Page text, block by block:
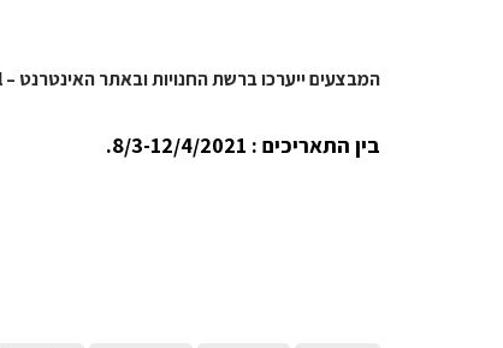
המבצעים ייערכו ברשת החנויות ובאתר האינטרנט – https://soltam.co.il/
בין התאריכים : 8/3-12/4/2021.